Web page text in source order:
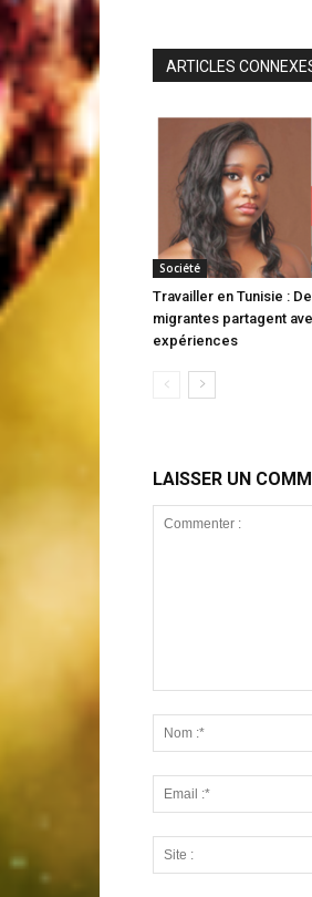
ARTICLES
Société
Travailler en Tunisie :
migrantes partagent
expériences
LAISSER UN